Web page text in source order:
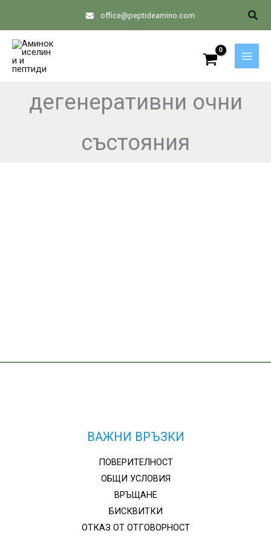
content
office@peptideamino.com
дегенеративни очни
състояния
ВАЖНИ ВРЪЗКИ
ПОВЕРИТЕЛНОСТ
ОБЩИ УСЛОВИЯ
ВРЪЩАНЕ
БИСКВИТКИ
ОТКАЗ ОТ ОТГОВОРНОСТ